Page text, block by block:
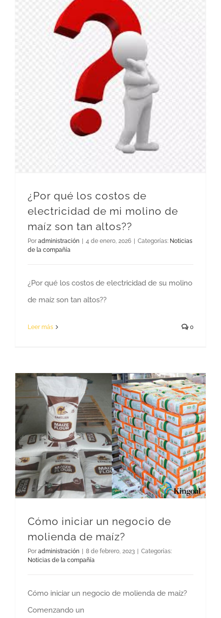
¿Por qué los costos de
electricidad de mi molino de
maíz son tan altos??
Por administración 4 de enero, 2026 Categorías: Noticias
de la compañía
¿Por qué los costos de electricidad de su molino
de maíz son tan altos??
Leer más 0
Cómo iniciar un negocio de
molienda de maíz?
Por administración 8 de febrero, 2023
Categorías:
Noticias de la compañía
Cómo iniciar un negocio de molienda de maíz?
Comenzando un